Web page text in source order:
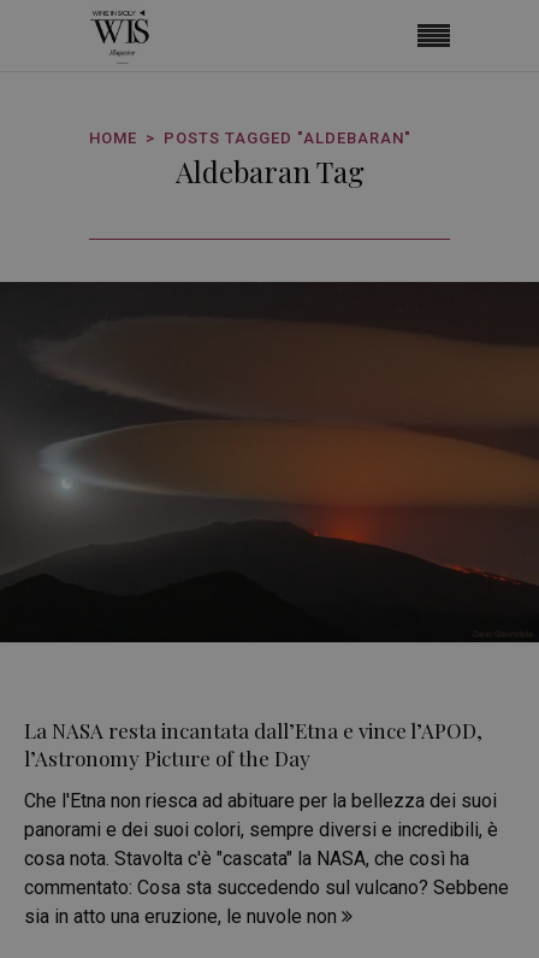
HOME POSTS TAGGED "ALDEBARAN"
Aldebaran Tag
La NASA resta incantata dall’Etna e vince l’APOD,
l’Astronomy Picture of the Day
Che l'Etna non riesca ad abituare per la bellezza dei suoi
panorami e dei suoi colori, sempre diversi e incredibili, è
cosa nota. Stavolta c'è "cascata" la NASA, che così ha
commentato: Cosa sta succedendo sul vulcano? Sebbene
sia in atto una eruzione, le nuvole non